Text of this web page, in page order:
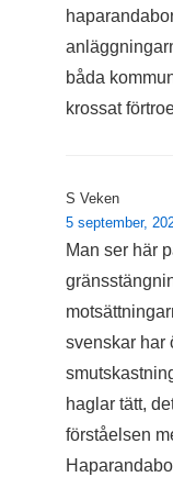
båda
krossat
S Veken
5 september,
Man ser här
svenskar har
haglar tätt,
förståelsen